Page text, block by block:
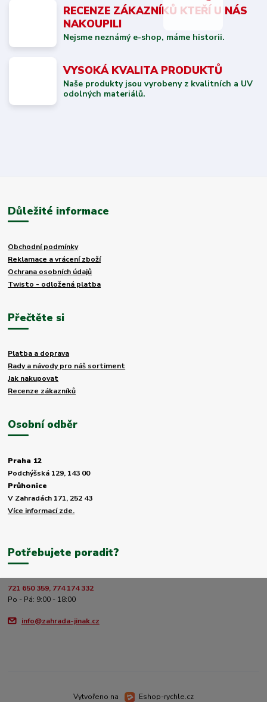
RECENZE ZÁKAZNÍKŮ KTEŘÍ U NÁS
NAKOUPILI
Nejsme neznámý e-shop, máme historii.
VYSOKÁ KVALITA PRODUKTŮ
Naše produkty jsou vyrobeny z kvalitních a UV
odolných materiálů.
Důležité informace
Obchodní podmínky
Reklamace a vrácení zboží
Ochrana osobních údajů
Twisto - odložená platba
Přečtěte si
Platba a doprava
Rady a návody pro náš sortiment
Jak nakupovat
Recenze zákazníků
Osobní odběr
Praha 12
Podchýšská 129, 143 00
Průhonice
V Zahradách 171, 252 43
Více informací zde.
Potřebujete poradit?
721 650 359, 774 174 332
Po - Pá: 9:00 - 18:00
info@zahrada-jinak.cz
Vytvořeno na Eshop-rychle.cz